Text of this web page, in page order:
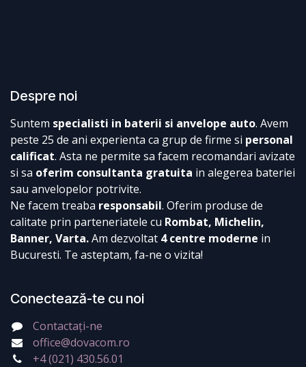
Despre noi
Suntem specialisti in baterii si anvelope auto. Avem
peste 25 de ani experienta ca grup de firme si personal
calificat. Asta ne permite sa facem recomandari avizate
si sa oferim consultanta gratuita in alegerea bateriei
sau anvelopelor potrivite.
Ne facem treaba responsabil. Oferim produse de
calitate prin parteneriatele cu Rombat, Michelin,
Banner, Varta.Am dezvoltat 4 centre moderne in
Bucuresti. Te asteptam, fa-ne o vizita!
Conectează-te cu noi
Contactați-ne
office@dovacom.ro
+4 (021) 430.56.01